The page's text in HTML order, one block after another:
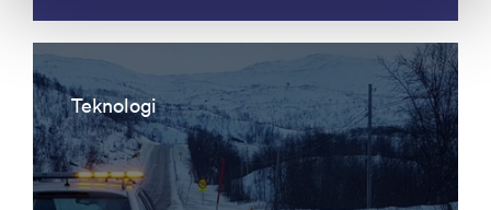
Teknologi